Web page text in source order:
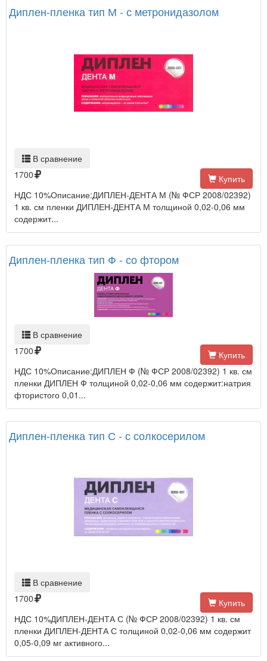
Диплен-пленка тип М - с метронидазолом
В сравнение
1700
Купить
НДС 10%Описание:ДИПЛЕН-ДЕНТА М (№ ФСР 2008/02392)
1 кв. см пленки ДИПЛЕН-ДЕНТА М толщиной 0,02-0,06 мм
содержит...
Диплен-пленка тип Ф - со фтором
В сравнение
1700
Купить
НДС 10%Описание:ДИПЛЕН Ф (№ ФСР 2008/02392) 1 кв. см
пленки ДИПЛЕН Ф толщиной 0,02-0,06 мм содержит:натрия
фтористого 0,01...
Диплен-пленка тип С - с солкосерилом
В сравнение
1700
Купить
НДС 10%ДИПЛЕН-ДЕНТА С (№ ФСР 2008/02392) 1 кв. см
пленки ДИПЛЕН-ДЕНТА С толщиной 0,02-0,06 мм содержит
0,05-0,09 мг активного...